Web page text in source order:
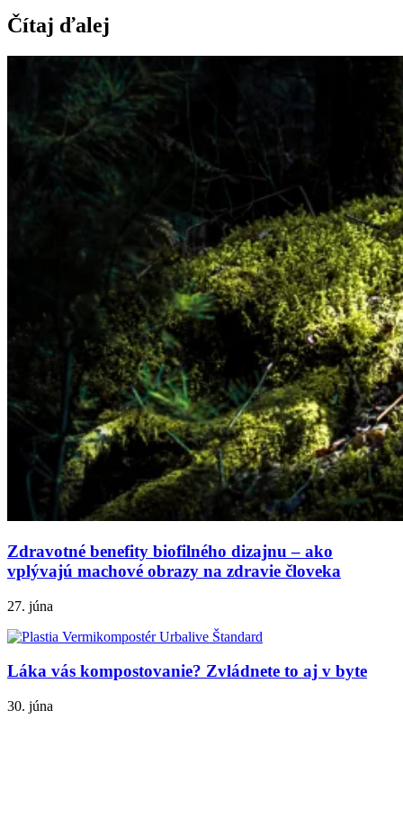
Čítaj ďalej
Zdravotné benefity biofilného dizajnu – ako
vplývajú machové obrazy na zdravie človeka
27. júna
Láka vás kompostovanie? Zvládnete to aj v byte
30. júna